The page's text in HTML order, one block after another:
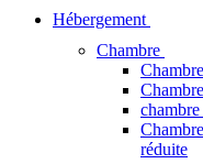
Hébergement
Chambre
réduite